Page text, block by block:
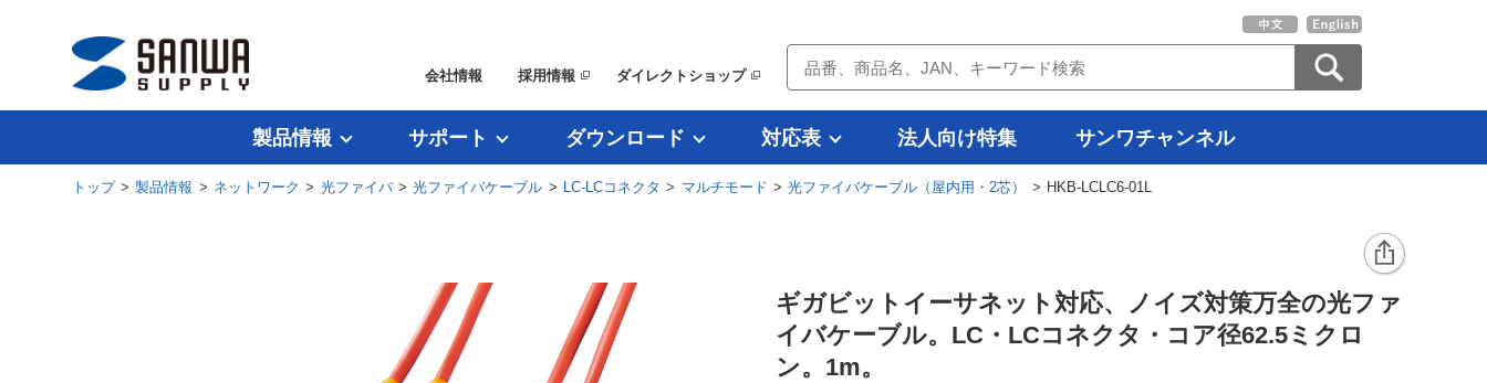
会社情報 採用情報 ダイレクトショップ
製品情報 サポート ダウンロード 対応表 法人向け特集 サンワチャンネル
トップ>製品情報 > ネットワーク > 光ファイバ>光ファイバケーブル > LC-LCコネクタ > マルチモード >光ファイバケーブル（屋内用・2芯） > HKB-LCLC6-01L
ギガビットイーサネット対応、ノイズ対策万全の光ファ
イバケーブル。LC・LCコネクタ・コア径62.5ミクロ
ン。1m。